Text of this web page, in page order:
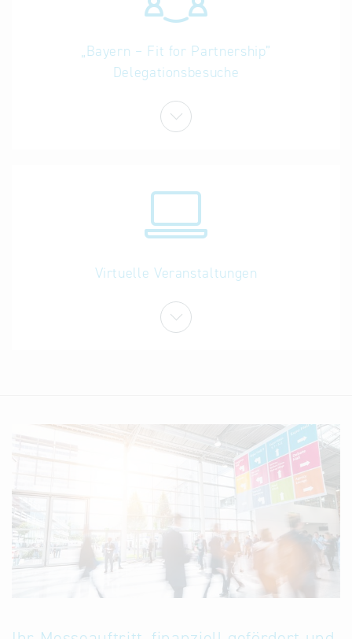
„Bayern – Fit for Partnership”
Delegationsbesuche
Virtuelle Veranstaltungen